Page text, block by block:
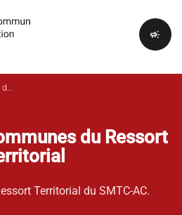
campaign
Liste des 23 communes du Ressort Territorial
du Ressort
Territorial du SMTC-AC.